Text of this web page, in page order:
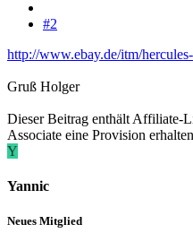
#2
http://www.ebay.de/itm/
Gruß Holger
Dieser Beitrag enthält Affiliate-
Associate eine Provision
Y
Yannic
Neues Mitglied